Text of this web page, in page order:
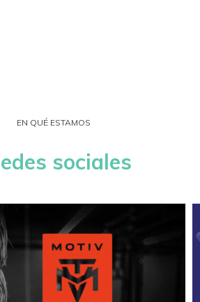
EN QUÉ ESTAMOS
sociales
Crossfit